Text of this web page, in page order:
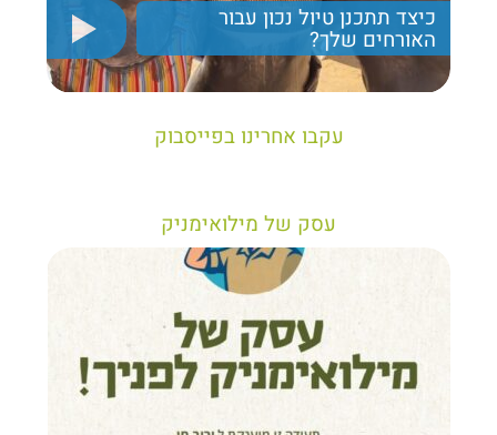
כיצד תתכנן טיול נכון עבור
האורחים שלך?
יריב חן, מציג את הקווים המנחים לבניית טיול נכון עבור
תיירים בישראל
עקבו אחרינו בפייסבוק
עסק של מילואימניק